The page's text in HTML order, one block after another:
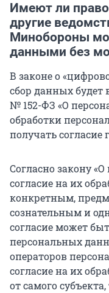
Имеют ли
другие
Минобороны
данными без
В законе о
сбор данных будет
№ 152-ФЗ «О
обработки
получать согласие
Согласно закону
согласие на их
конкретным,
сознательным и
согласие может
персональных
операторов
согласие на их
от самого